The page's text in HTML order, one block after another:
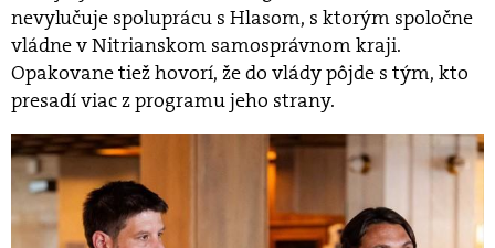
nevylučuje spoluprácu s Hlasom, s ktorým spoločne
vládne v Nitrianskom samosprávnom kraji.
Opakovane tiež hovorí, že do vlády pôjde s tým, kto
presadí viac z programu jeho strany.